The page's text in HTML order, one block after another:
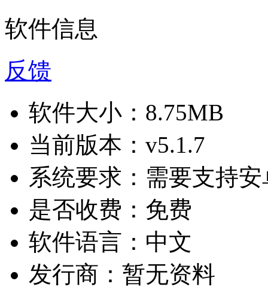
软件信息
反馈
软件大小： 8.75MB
当前版本： v5.1.7
系统要求： 需要支持
是否收费： 免费
软件语言： 中文
发行商： 暂无资料